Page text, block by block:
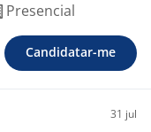
Presencial
Candidatar-me
31 jul